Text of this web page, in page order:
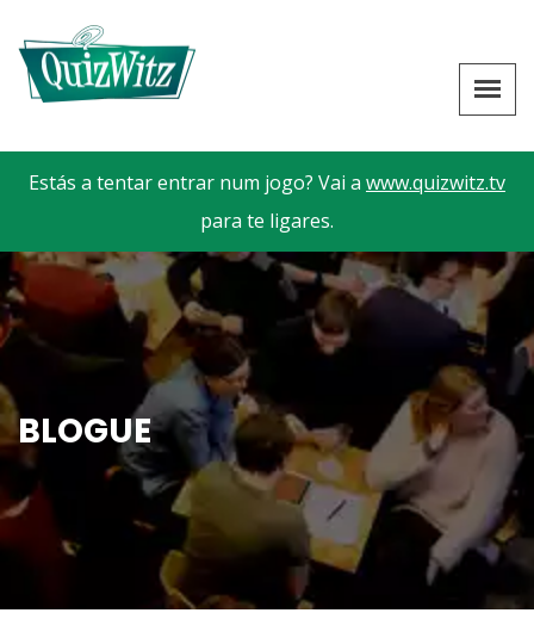
Estás a tentar entrar num jogo? Vai a www.quizwitz.tv
para te ligares.
BLOGUE